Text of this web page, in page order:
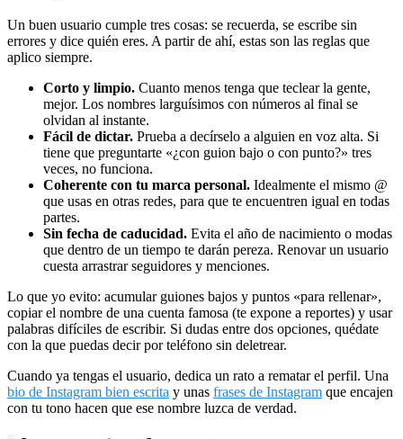
Un buen usuario cumple tres cosas: se recuerda, se escribe sin
errores y dice quién eres. A partir de ahí, estas son las reglas que
aplico siempre.
Corto y limpio. Cuanto menos tenga que teclear la gente,
mejor. Los nombres larguísimos con números al final se
olvidan al instante.
Fácil de dictar. Prueba a decírselo a alguien en voz alta. Si
tiene que preguntarte «¿con guion bajo o con punto?» tres
veces, no funciona.
Coherente con tu marca personal. Idealmente el mismo @
que usas en otras redes, para que te encuentren igual en todas
partes.
Sin fecha de caducidad. Evita el año de nacimiento o modas
que dentro de un tiempo te darán pereza. Renovar un usuario
cuesta arrastrar seguidores y menciones.
Lo que yo evito: acumular guiones bajos y puntos «para rellenar»,
copiar el nombre de una cuenta famosa (te expone a reportes) y usar
palabras difíciles de escribir. Si dudas entre dos opciones, quédate
con la que puedas decir por teléfono sin deletrear.
Cuando ya tengas el usuario, dedica un rato a rematar el perfil. Una
bio de Instagram bien escrita y unas frases de Instagram que encajen
con tu tono hacen que ese nombre luzca de verdad.